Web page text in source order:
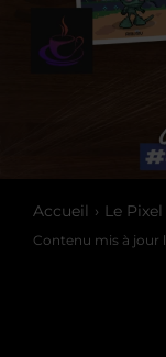
Accueil Le
Contenu mis à jour